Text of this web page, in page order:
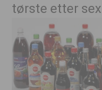
tørste etter